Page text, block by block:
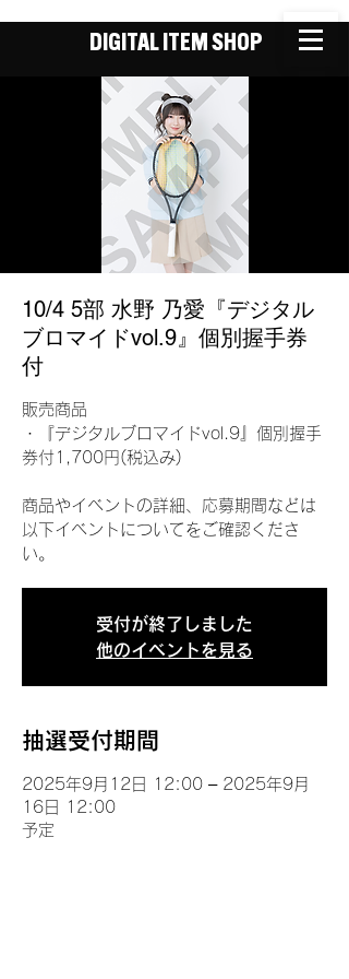
DIGITAL ITEM SHOP
10/4 5部 水野 乃愛『デジタル
ブロマイドvol.9』個別握手券
付
販売商品
・『デジタルブロマイドvol.9』個別握手
券付1,700円(税込み)
商品やイベントの詳細、応募期間などは
以下イベントについてをご確認くださ
い。
受付が終了しました
他のイベントを見る
抽選受付期間
2025年9月12日 12:00 – 2025年9月
16日 12:00
予定